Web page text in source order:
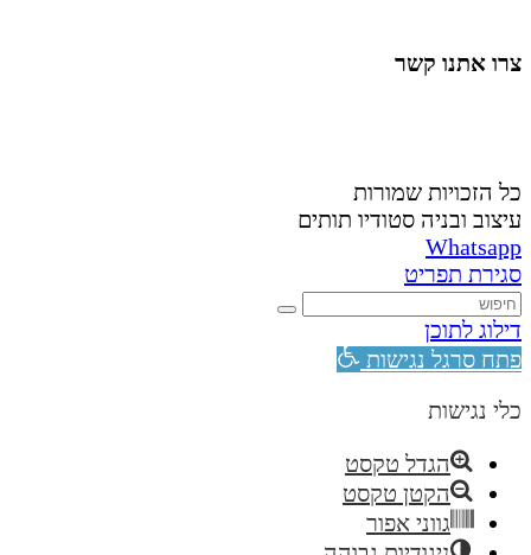
צרו אתנו קשר
כל הזכויות שמורות
עיצוב ובניה סטודיו תותים
Whatsapp
סגירת תפריט
דילוג לתוכן
פתח סרגל נגישות
כלי נגישות
הגדל טקסט
הקטן טקסט
גווני אפור